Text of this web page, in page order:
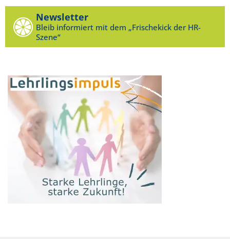
Newsletter
Bleib informiert mit dem „Frischekick der HR-
Szene“